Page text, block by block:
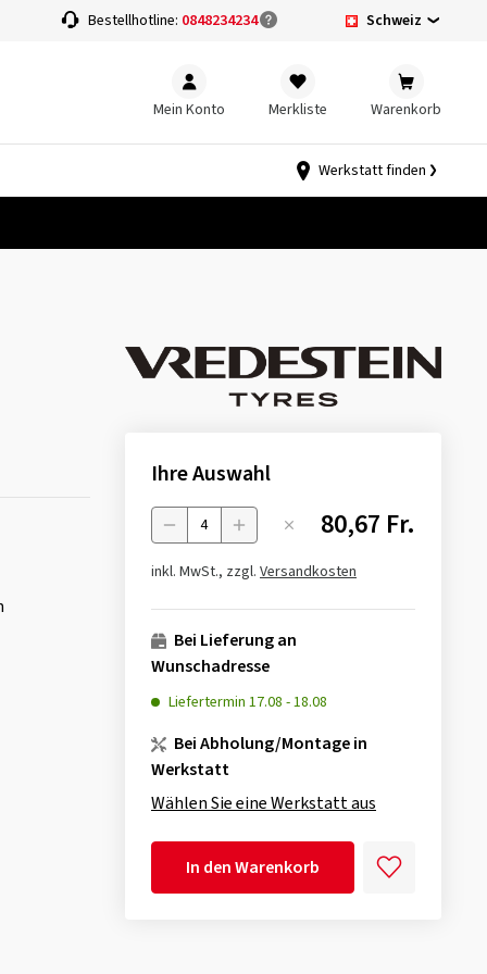
Bestellhotline: 0848234234 Schweiz
Mein Konto Merkliste Warenkorb
Werkstatt finden
Ihre Auswahl
Menge 80,67 Fr.
inkl. MwSt., zzgl. Versandkosten
Bei Lieferung an
Wunschadresse
Liefertermin 17.08 -18.08
Bei Abholung/Montage in
Werkstatt
Wählen Sie eine Werkstatt aus
In den Warenkorb